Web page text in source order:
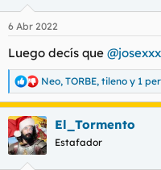
e
:
6 Abr 2022
Luego decís que
R
e
a
c
c
i
Neo, TORBE, tileno y 1
El_Tormento
Estafador